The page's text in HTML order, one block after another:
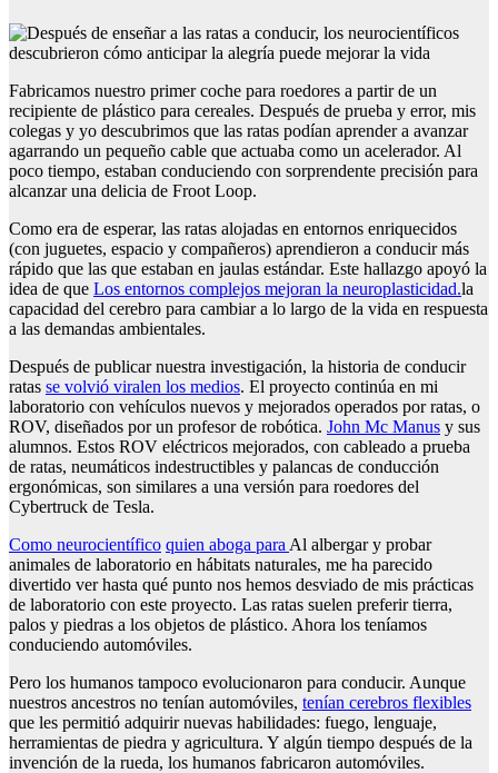
Fabricamos nuestro primer coche para roedores a partir de un
recipiente de plástico para cereales. Después de prueba y error, mis
colegas y yo descubrimos que las ratas podían aprender a avanzar
agarrando un pequeño cable que actuaba como un acelerador. Al
poco tiempo, estaban conduciendo con sorprendente precisión para
alcanzar una delicia de Froot Loop.
Como era de esperar, las ratas alojadas en entornos enriquecidos
(con juguetes, espacio y compañeros) aprendieron a conducir más
rápido que las que estaban en jaulas estándar. Este hallazgo apoyó la
idea de que Los entornos complejos mejoran la neuroplasticidad.la
capacidad del cerebro para cambiar a lo largo de la vida en respuesta
a las demandas ambientales.
Después de publicar nuestra investigación, la historia de conducir
ratas se volvió viralen los medios. El proyecto continúa en mi
laboratorio con vehículos nuevos y mejorados operados por ratas, o
ROV, diseñados por un profesor de robótica. John Mc Manus y sus
alumnos. Estos ROV eléctricos mejorados, con cableado a prueba
de ratas, neumáticos indestructibles y palancas de conducción
ergonómicas, son similares a una versión para roedores del
Cybertruck de Tesla.
Como neurocientífico quien aboga para Al albergar y probar
animales de laboratorio en hábitats naturales, me ha parecido
divertido ver hasta qué punto nos hemos desviado de mis prácticas
de laboratorio con este proyecto. Las ratas suelen preferir tierra,
palos y piedras a los objetos de plástico. Ahora los teníamos
conduciendo automóviles.
Pero los humanos tampoco evolucionaron para conducir. Aunque
nuestros ancestros no tenían automóviles, tenían cerebros flexibles
que les permitió adquirir nuevas habilidades: fuego, lenguaje,
herramientas de piedra y agricultura. Y algún tiempo después de la
invención de la rueda, los humanos fabricaron automóviles.